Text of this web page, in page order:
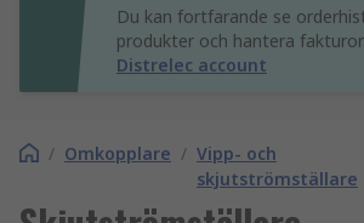
Du kan fortfarande se
produkter och hantera
Distrelec account
/ Omkopplare / Vipp- och
skjutströmställare